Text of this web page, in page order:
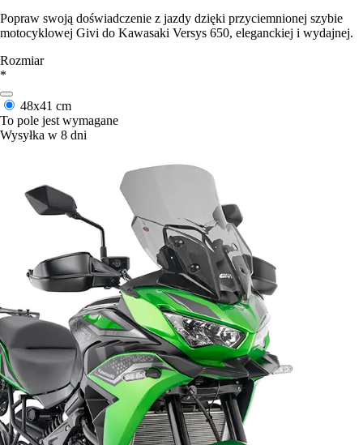
Popraw swoją doświadczenie z jazdy dzięki przyciemnionej szybie
motocyklowej Givi do Kawasaki Versys 650, eleganckiej i wydajnej.
Rozmiar
*
48x41 cm
To pole jest wymagane
Wysyłka w 8 dni